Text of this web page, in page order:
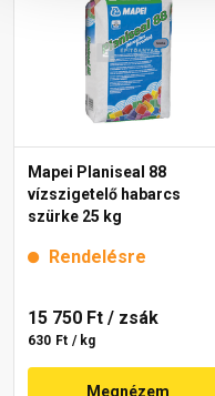
Mapei Planiseal 88
vízszigetelő habarcs
szürke 25 kg
Rendelésre
15 750 Ft / zsák
630 Ft / kg
Megnézem